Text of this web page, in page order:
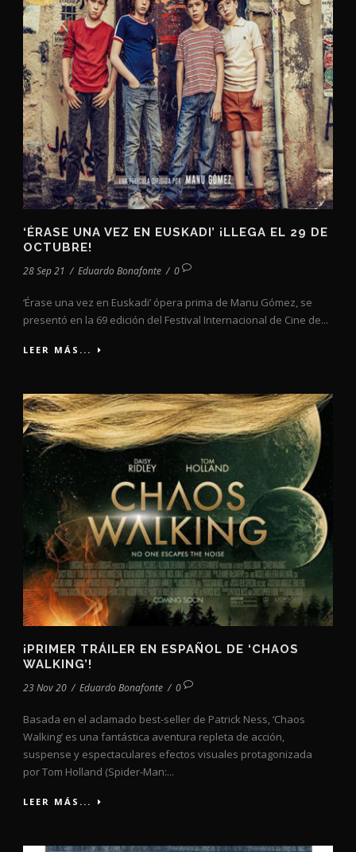
‘ÉRASE UNA VEZ EN EUSKADI’ ¡LLEGA EL 29 DE
OCTUBRE!
28 Sep 21 / Eduardo Bonafonte / 0
‘Érase una vez en Euskadi’ ópera prima de Manu Gómez, se
presentó en la 69 edición del Festival Internacional de Cine de...
LEER MÁS...
¡PRIMER TRÁILER EN ESPAÑOL DE ‘CHAOS
WALKING’!
23 Nov 20 / Eduardo Bonafonte / 0
Basada en el aclamado best-seller de Patrick Ness, ‘Chaos
Walking’ es una fantástica aventura repleta de acción,
suspense y espectaculares efectos visuales protagonizada
por Tom Holland (Spider-Man:...
LEER MÁS...